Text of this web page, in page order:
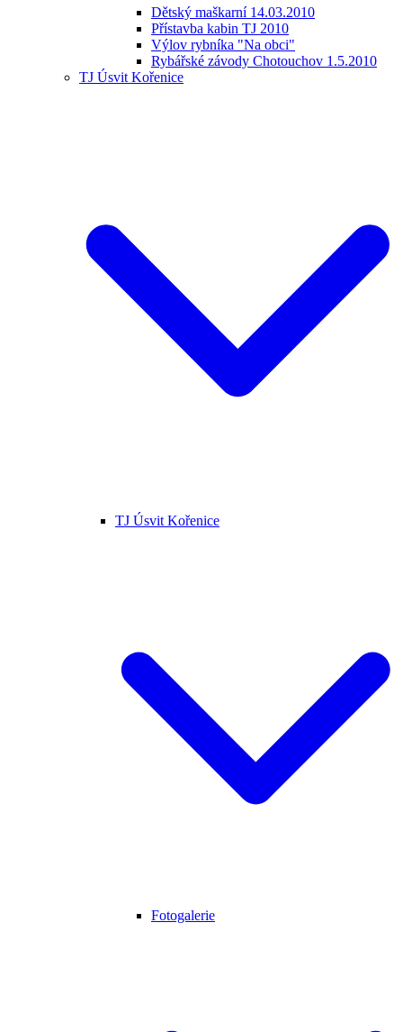
Dětský maškarní 14.03.2010
Přístavba kabin TJ 2010
Výlov rybníka "Na obci"
Rybářské závody Chotouchov 1.5.2010
TJ Úsvit Kořenice
TJ Úsvit Kořenice
Fotogalerie